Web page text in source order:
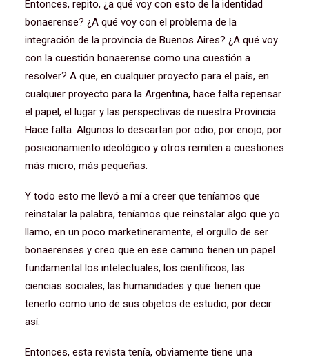
Entonces, repito, ¿a qué voy con esto de la identidad
bonaerense? ¿A qué voy con el problema de la
integración de la provincia de Buenos Aires? ¿A qué voy
con la cuestión bonaerense como una cuestión a
resolver? A que, en cualquier proyecto para el país, en
cualquier proyecto para la Argentina, hace falta repensar
el papel, el lugar y las perspectivas de nuestra Provincia.
Hace falta. Algunos lo descartan por odio, por enojo, por
posicionamiento ideológico y otros remiten a cuestiones
más micro, más pequeñas.
Y todo esto me llevó a mí a creer que teníamos que
reinstalar la palabra, teníamos que reinstalar algo que yo
llamo, en un poco marketineramente, el orgullo de ser
bonaerenses y creo que en ese camino tienen un papel
fundamental los intelectuales, los científicos, las
ciencias sociales, las humanidades y que tienen que
tenerlo como uno de sus objetos de estudio, por decir
así.
Entonces, esta revista tenía, obviamente tiene una